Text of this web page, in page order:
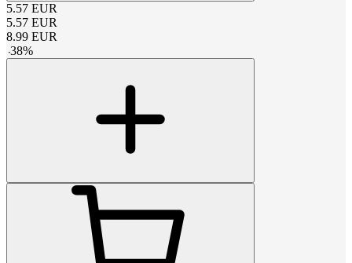
5.57 EUR
5.57 EUR
8.99 EUR
-38%